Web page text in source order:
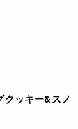
クッキー&スノ